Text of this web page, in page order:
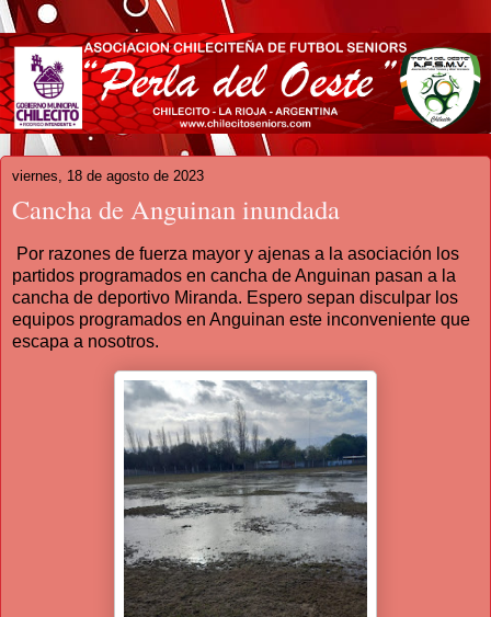
viernes, 18 de agosto de 2023
Cancha de Anguinan inundada
Por razones de fuerza mayor y ajenas a la asociación los
partidos programados en cancha de Anguinan pasan a la
cancha de deportivo Miranda. Espero sepan disculpar los
equipos programados en Anguinan este inconveniente que
escapa a nosotros.